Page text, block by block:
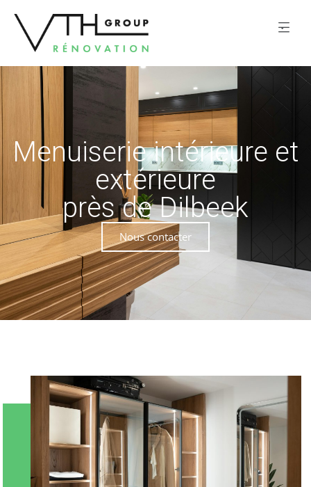
Menuiserie intérieure et
extérieure
près de Dilbeek
Nous contacter